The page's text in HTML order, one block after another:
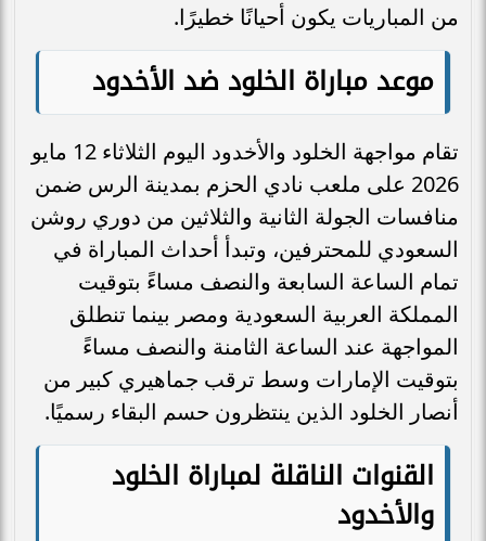
من المباريات يكون أحيانًا خطيرًا.
موعد مباراة الخلود ضد الأخدود
تقام مواجهة الخلود والأخدود اليوم الثلاثاء 12 مايو
2026 على ملعب نادي الحزم بمدينة الرس ضمن
منافسات الجولة الثانية والثلاثين من دوري روشن
السعودي للمحترفين، وتبدأ أحداث المباراة في
تمام الساعة السابعة والنصف مساءً بتوقيت
المملكة العربية السعودية ومصر بينما تنطلق
المواجهة عند الساعة الثامنة والنصف مساءً
بتوقيت الإمارات وسط ترقب جماهيري كبير من
أنصار الخلود الذين ينتظرون حسم البقاء رسميًا.
القنوات الناقلة لمباراة الخلود
والأخدود